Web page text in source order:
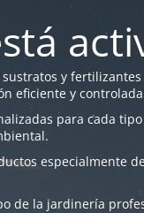
y
eficiente y
para cada
especialmente
de la jardinería